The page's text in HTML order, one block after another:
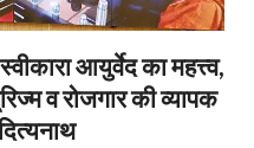
आयुर्वेद का महत्त्व,
व रोजगार की व्यापक